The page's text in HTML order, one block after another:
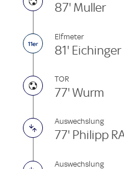
87' Muller
Elfmeter
81' Eichinger
TOR
77' Wurm
Auswechslung
77' Philipp
Auswechslung